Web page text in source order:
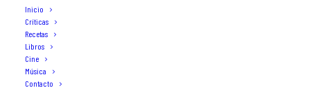
Inicio
Críticas
Recetas
Libros
Cine
Música
Contacto
Nai